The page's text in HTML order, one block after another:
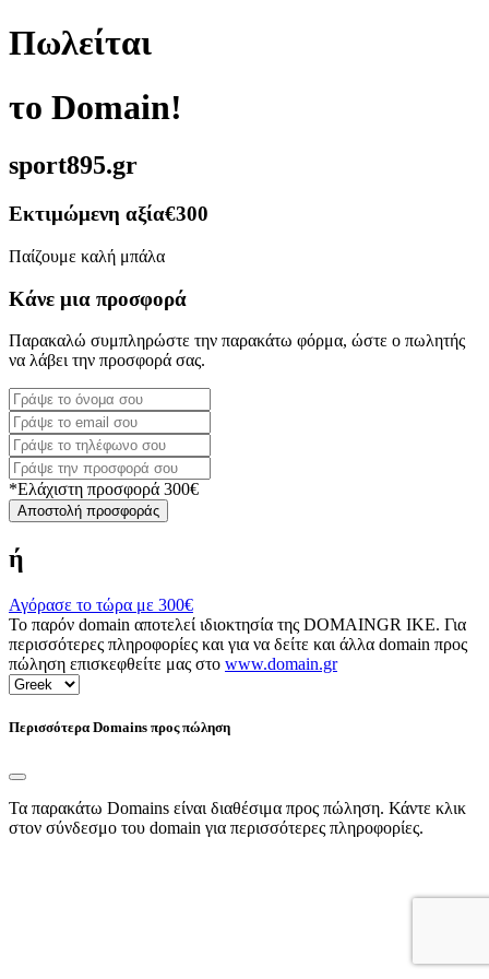
Πωλείται
το Domain!
sport895.gr
Εκτιμώμενη αξία€300
Παίζουμε καλή μπάλα
Κάνε μια προσφορά
Παρακαλώ συμπληρώστε την παρακάτω φόρμα, ώστε ο πωλητής
να λάβει την προσφορά σας.
*Ελάχιστη προσφορά 300€
Αποστολή προσφοράς
ή
Αγόρασε το τώρα με 300€
Το παρόν domain αποτελεί ιδιοκτησία της DOMAINGR ΙΚΕ. Για
περισσότερες πληροφορίες και για να δείτε και άλλα domain προς
πώληση επισκεφθείτε μας στο www.domain.gr
Περισσότερα Domains προς πώληση
Τα παρακάτω Domains είναι διαθέσιμα προς πώληση. Κάντε κλικ
στον σύνδεσμο του domain για περισσότερες πληροφορίες.